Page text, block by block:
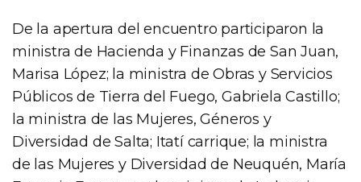
De la apertura del encuentro participaron la
ministra de Hacienda y Finanzas de San Juan,
Marisa López; la ministra de Obras y Servicios
Públicos de Tierra del Fuego, Gabriela Castillo;
la ministra de las Mujeres, Géneros y
Diversidad de Salta; Itatí carrique; la ministra
de las Mujeres y Diversidad de Neuquén, María